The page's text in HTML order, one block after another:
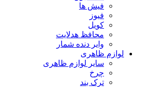
فیش ها
فیوز
کویل
محافظ هدلایت
وایر دنده شمار
لوازم ظاهری
سایر لوازم ظاهری
چرخ
ترک بند